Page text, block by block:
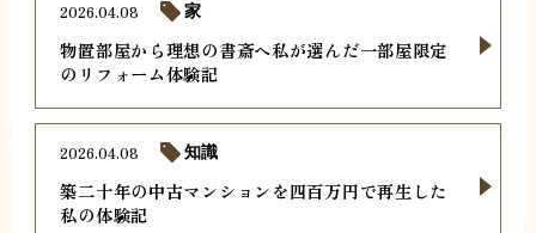
物置部屋から理想の書斎へ私が選んだ一部屋限定
のリフォーム体験記
2026.04.08 家
築二十年の中古マンションを四百万円で再生した
私の体験記
2026.04.08 知識